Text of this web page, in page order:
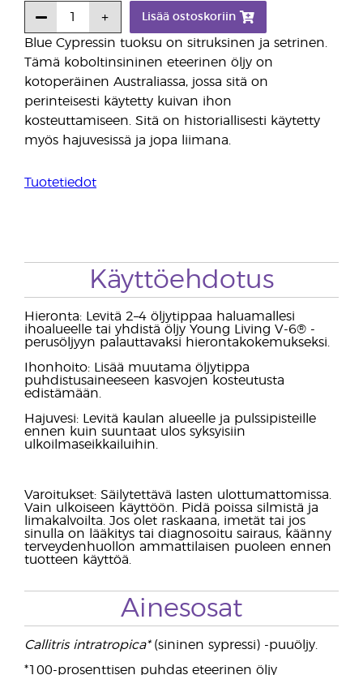
Blue Cypressin tuoksu on sitruksinen ja setrinen.
Tämä koboltinsininen eteerinen öljy on
kotoperäinen Australiassa, jossa sitä on
perinteisesti käytetty kuivan ihon
kosteuttamiseen. Sitä on historiallisesti käytetty
myös hajuvesissä ja jopa liimana.
Tuotetiedot
Lisää ostoskoriin
Käyttöehdotus
Hieronta: Levitä 2–4 öljytippaa haluamallesi
ihoalueelle tai yhdistä öljy Young Living V-6® -
perusöljyyn palauttavaksi hierontakokemukseksi.
Ihonhoito: Lisää muutama öljytippa
puhdistusaineeseen kasvojen kosteutusta
edistämään.
Hajuvesi: Levitä kaulan alueelle ja pulssipisteille
ennen kuin suuntaat ulos syksyisiin
ulkoilmaseikkailuihin.
Varoitukset: Säilytettävä lasten ulottumattomissa.
Vain ulkoiseen käyttöön. Pidä poissa silmistä ja
limakalvoilta. Jos olet raskaana, imetät tai jos
sinulla on lääkitys tai diagnosoitu sairaus, käänny
terveydenhuollon ammattilaisen puoleen ennen
tuotteen käyttöä.
Ainesosat
Callitris intratropica*(sininen sypressi) -puuöljy.
*100-prosenttisen puhdas eteerinen öljy